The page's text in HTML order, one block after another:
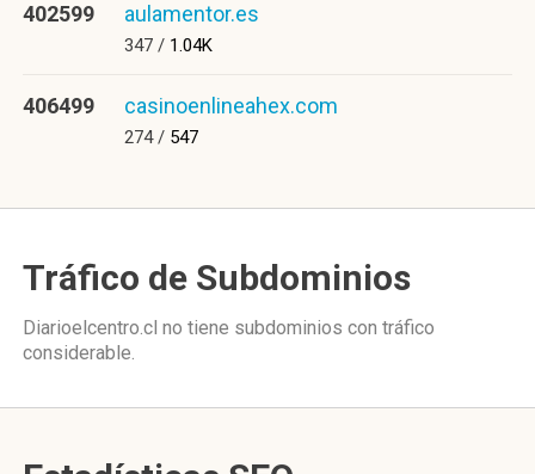
402599 aulamentor.es
347 / 1.04K
406499 casinoenlineahex.com
274 / 547
Tráfico de Subdominios
Diarioelcentro.cl no tiene subdominios con tráfico
considerable.